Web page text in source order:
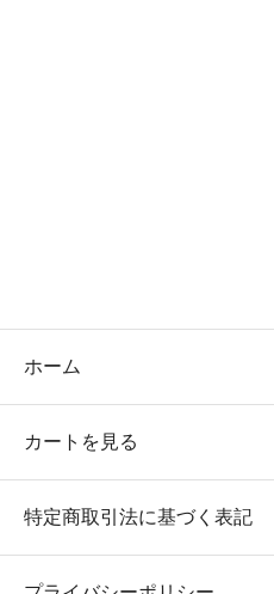
ホーム
カートを見る
特定商取引法に基づく表記